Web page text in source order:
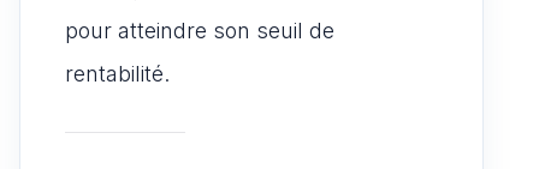
pour atteindre son seuil de
rentabilité.